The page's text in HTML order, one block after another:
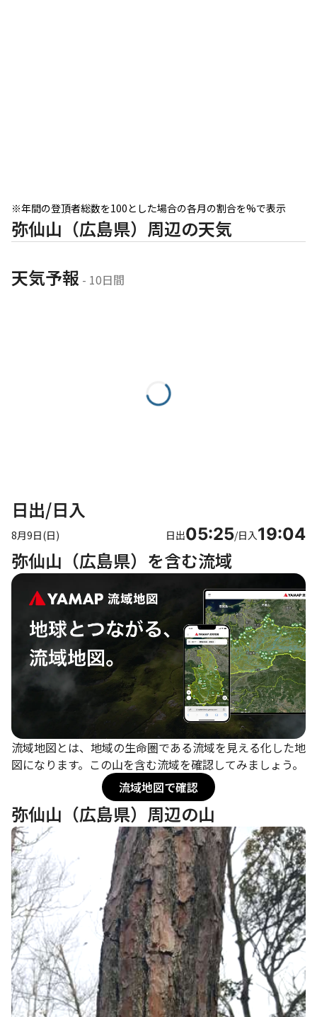
※年間の登頂者総数を100とした場合の各月の割合を%で表示
弥仙山（広島県）周辺の天気
天気予報 - 10日間
日出/日入
8月9日(日) 日出05:25/日入19:04
弥仙山（広島県）を含む流域
流域地図とは、地域の生命圏である流域を見える化した地
図になります。この山を含む流域を確認してみましょう。
流域地図で確認
弥仙山（広島県）周辺の山